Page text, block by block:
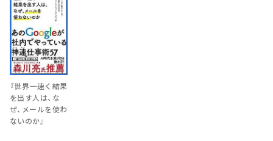
『世界一速く結果
を出す人は、な
ぜ、メールを使わ
ないのか』